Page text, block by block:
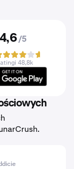
4,6 /5
48,8k